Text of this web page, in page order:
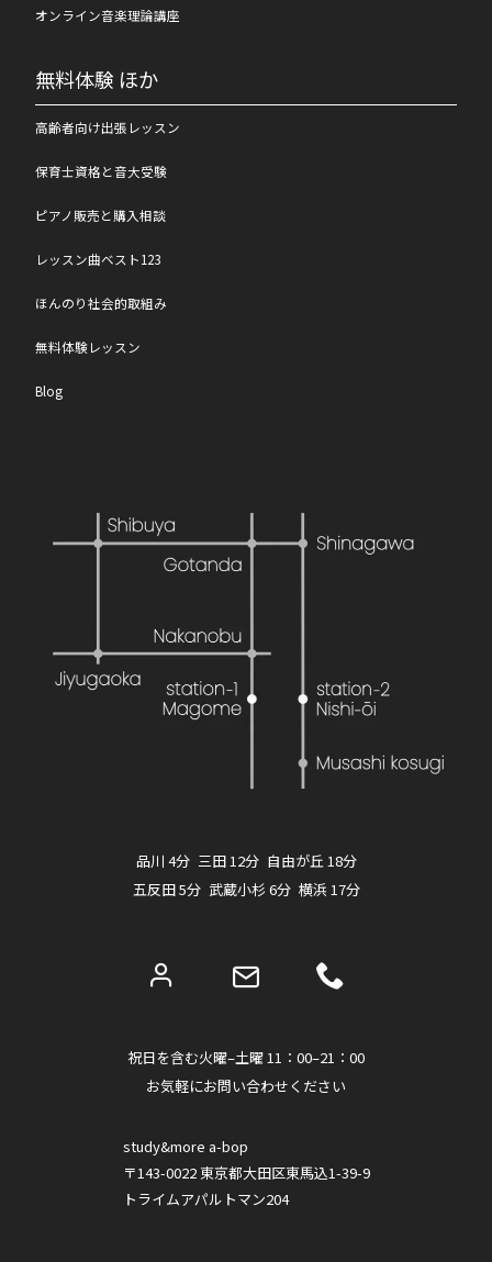
オンライン音楽理論講座
無料体験 ほか
高齢者向け出張レッスン
保育士資格と音大受験
ピアノ販売と購入相談
レッスン曲ベスト123
ほんのり社会的取組み
無料体験レッスン
Blog
品川 4分 三田 12分 自由が丘 18分
五反田 5分 武蔵小杉 6分 横浜 17分
祝日を含む火曜–土曜 11：00–21：00
お気軽にお問い合わせください
study&more a-bop
〒143-0022 東京都大田区東馬込1-39-9
トライムアパルトマン204